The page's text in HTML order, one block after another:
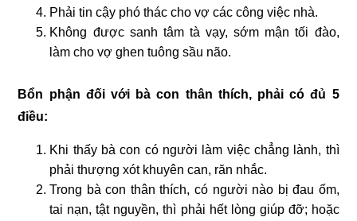
Phải tin cậy phó thác cho vợ các công việc nhà.
Không được sanh tâm tà vạy, sớm mận tối đào,
làm cho vợ ghen tuông sầu não.
Bổn phận đối với bà con thân thích, phải có đủ 5
điều:
Khi thấy bà con có người làm việc chẳng lành, thì
phải thượng xót khuyên can, răn nhắc.
Trong bà con thân thích, có người nào bị đau ốm,
tai nạn, tật nguyền, thì phải hết lòng giúp đỡ; hoặc